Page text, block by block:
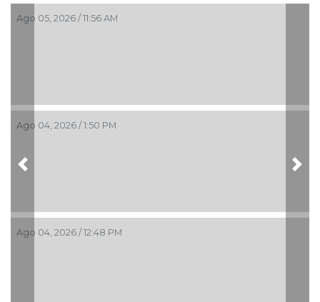
Ago 05, 2026 / 11:56 AM
Ago 04, 2026 / 1:50 PM
Ago 04, 2026 / 12:48 PM
Previous